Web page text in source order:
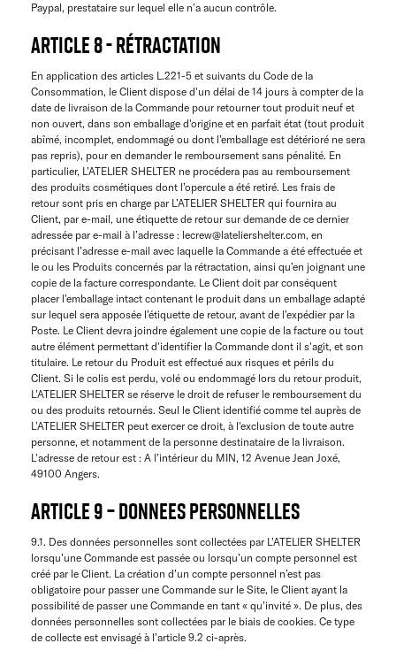
Paypal, prestataire sur lequel elle n’a aucun contrôle.
ARTICLE 8 - RÉTRACTATION
En application des articles L.221-5 et suivants du Code de la
Consommation, le Client dispose d'un délai de 14 jours à compter de la
date de livraison de la Commande pour retourner tout produit neuf et
non ouvert, dans son emballage d'origine et en parfait état (tout produit
abîmé, incomplet, endommagé ou dont l’emballage est détérioré ne sera
pas repris), pour en demander le remboursement sans pénalité. En
particulier, L’ATELIER SHELTER ne procédera pas au remboursement
des produits cosmétiques dont l’opercule a été retiré. Les frais de
retour sont pris en charge par L’ATELIER SHELTER qui fournira au
Client, par e-mail, une étiquette de retour sur demande de ce dernier
adressée par e-mail à l’adresse : lecrew@lateliershelter.com, en
précisant l’adresse e-mail avec laquelle la Commande a été effectuée et
le ou les Produits concernés par la rétractation, ainsi qu’en joignant une
copie de la facture correspondante. Le Client doit par conséquent
placer l’emballage intact contenant le produit dans un emballage adapté
sur lequel sera apposée l’étiquette de retour, avant de l’expédier par la
Poste. Le Client devra joindre également une copie de la facture ou tout
autre élément permettant d'identifier la Commande dont il s'agit, et son
titulaire. Le retour du Produit est effectué aux risques et périls du
Client. Si le colis est perdu, volé ou endommagé lors du retour produit,
L’ATELIER SHELTER se réserve le droit de refuser le remboursement du
ou des produits retournés. Seul le Client identifié comme tel auprès de
L’ATELIER SHELTER peut exercer ce droit, à l'exclusion de toute autre
personne, et notamment de la personne destinataire de la livraison.
L'adresse de retour est : A l’intérieur du MIN, 12 Avenue Jean Joxé,
49100 Angers.
ARTICLE 9 – DONNEES PERSONNELLES
9.1. Des données personnelles sont collectées par L’ATELIER SHELTER
lorsqu’une Commande est passée ou lorsqu’un compte personnel est
créé par le Client. La création d’un compte personnel n’est pas
obligatoire pour passer une Commande sur le Site, le Client ayant la
possibilité de passer une Commande en tant « qu’invité ». De plus, des
données personnelles sont collectées par le biais de cookies. Ce type
de collecte est envisagé à l’article 9.2 ci-après.